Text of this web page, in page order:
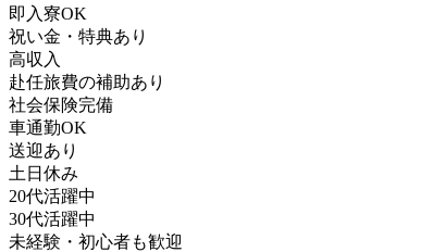
即入寮OK
祝い金・特典あり
高収入
赴任旅費の補助あり
社会保険完備
車通勤OK
送迎あり
土日休み
20代活躍中
30代活躍中
未経験・初心者も歓迎